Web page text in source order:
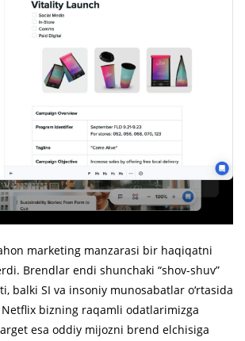
marketing manzarasi bir haqiqatni
Brendlar endi shunchaki “shov-shuv”
balki SI va insoniy munosabatlar o‘rtasida
Netflix bizning raqamli odatlarimizga
esa oddiy mijozni brend elchisiga